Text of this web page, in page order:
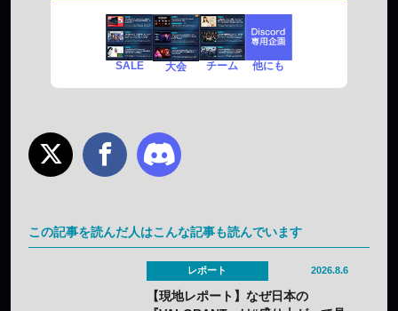
SALE 大会 チーム 他にも
この記事を読んだ人はこんな記事も読んでいます
レポート 2026.8.6
【現地レポート】なぜ日本の